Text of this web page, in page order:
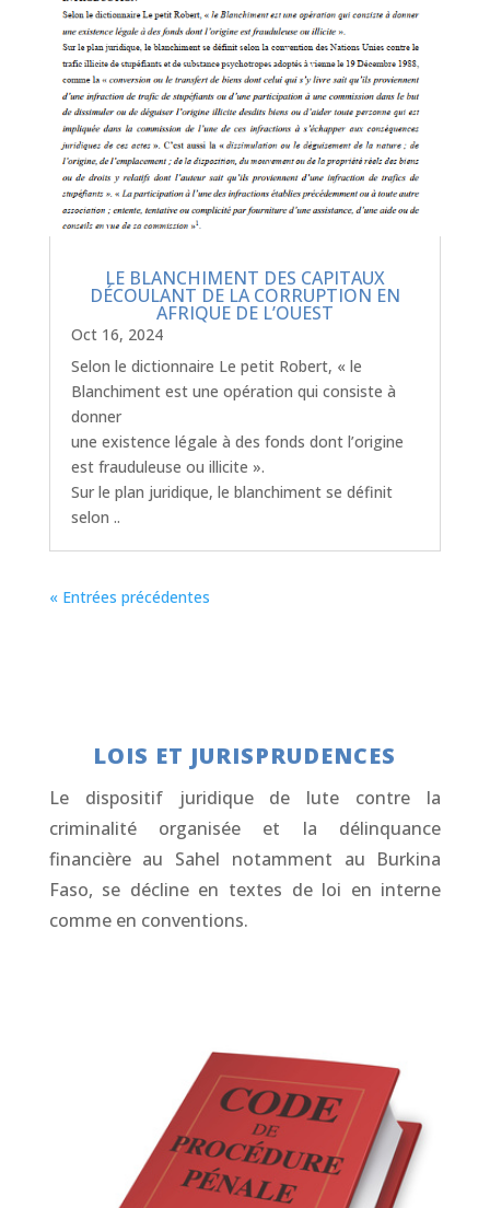
LE BLANCHIMENT DES CAPITAUX
DÉCOULANT DE LA CORRUPTION EN
AFRIQUE DE L’OUEST
Oct 16, 2024
Selon le dictionnaire Le petit Robert, « le
Blanchiment est une opération qui consiste à
donner
une existence légale à des fonds dont l’origine
est frauduleuse ou illicite ».
Sur le plan juridique, le blanchiment se définit
selon ..
« Entrées précédentes
LOIS ET JURISPRUDENCES
Le dispositif juridique de lute contre la
criminalité organisée et la délinquance
financière au Sahel notamment au Burkina
Faso, se décline en textes de loi en interne
comme en conventions.